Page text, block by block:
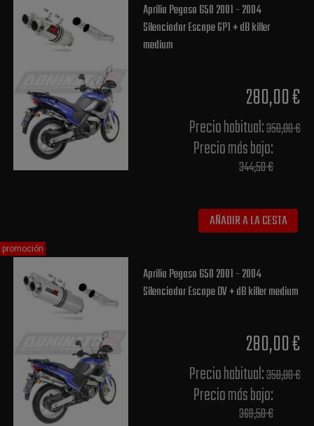
Aprilia Pegaso 650 2001 - 2004
Silenciador Escape GP1 + dB killer
medium
280,00 €
Precio habitual​:350,00 €
Precio más bajo​:
344,50 €
AÑADIR A LA CESTA
Aprilia Pegaso 650 2001 - 2004
Silenciador Escape OV + dB killer medium
280,00 €
Precio habitual​:350,00 €
Precio más bajo​:
369,50 €
promoción